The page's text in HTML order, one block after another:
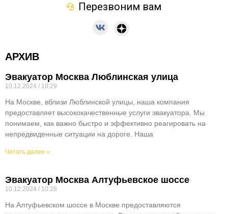
Перезвоним вам
АРХИВ
Эвакуатор Москва Люблинская улица
10.12.2024 10:29
На Москве, вблизи Люблинской улицы, наша компания
предоставляет высококачественные услуги эвакуатора. Мы
понимаем, как важно быстро и эффективно реагировать на
непредвиденные ситуации на дороге. Наша
Читать далее »
Эвакуатор Москва Алтуфьевское шоссе
10.12.2024 10:28
На Алтуфьевском шоссе в Москве предоставляются